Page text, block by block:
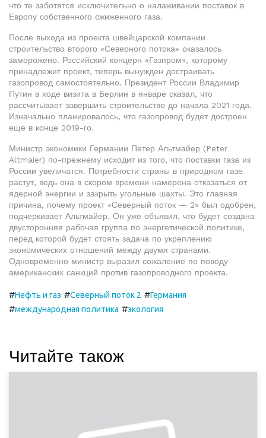
что те заботятся исключительно о налаживании поставок в
Европу собственного сжиженного газа.
После выхода из проекта швейцарской компании
строительство второго «Северного потока» оказалось
заморожено. Российский концерн «Газпром», которому
принадлежит проект, теперь вынужден достраивать
газопровод самостоятельно. Президент России Владимир
Путин в ходе визита в Берлин в январе сказал, что
рассчитывает завершить строительство до начала 2021 года.
Изначально планировалось, что газопровод будет достроен
еще в конце 2019-го.
Министр экономики Германии Петер Альтмайер (Peter
Altmaier) по-прежнему исходит из того, что поставки газа из
России увеличатся. Потребности страны в природном газе
растут, ведь она в скором времени намерена отказаться от
ядерной энергии и закрыть угольные шахты. Это главная
причина, почему проект «Северный поток — 2» был одобрен,
подчеркивает Альтмайер. Он уже объявил, что будет создана
двусторонняя рабочая группа по энергетической политике,
перед которой будет стоять задача по укреплению
экономических отношений между двумя странами.
Одновременно министр выразил сожаление по поводу
американских санкций против газопроводного проекта.
#Нефть и газ #Северный поток 2 #Германия
#международная политика #экология
Читайте також